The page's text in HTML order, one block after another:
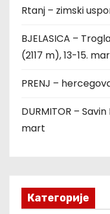
Rtanj – zimski
BJELASICA –
(2117 m), 13-15.
PRENJ –
DURMITOR –
mart
Категорије